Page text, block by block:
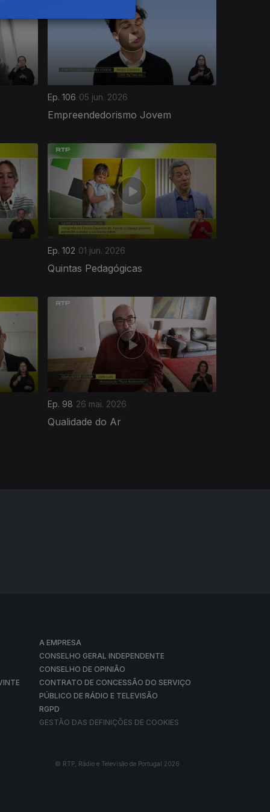
Ep. 106 05 jun. 2026
Empreendedorismo Jovem
Ep. 102 01 jun. 2026
Quintas Pedagógicas
Ep. 98 26 mai. 2026
Qualidade do Ar
A EMPRESA
CONSELHO GERAL INDEPENDENTE
CONSELHO DE OPINIÃO
CONTRATO DE CONCESSÃO DO SERVIÇO
PÚBLICO DE RÁDIO E TELEVISÃO
RGPD
GESTÃO DAS DEFINIÇÕES DE COOKIES
© RTP, Rádio e Televisão de Portugal 2026